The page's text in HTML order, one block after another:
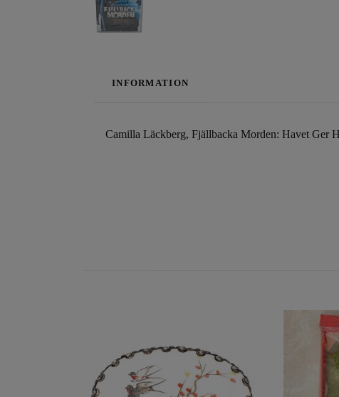
INFORMATION
Camilla Läckberg, Fjällbacka Morden: Havet Ger